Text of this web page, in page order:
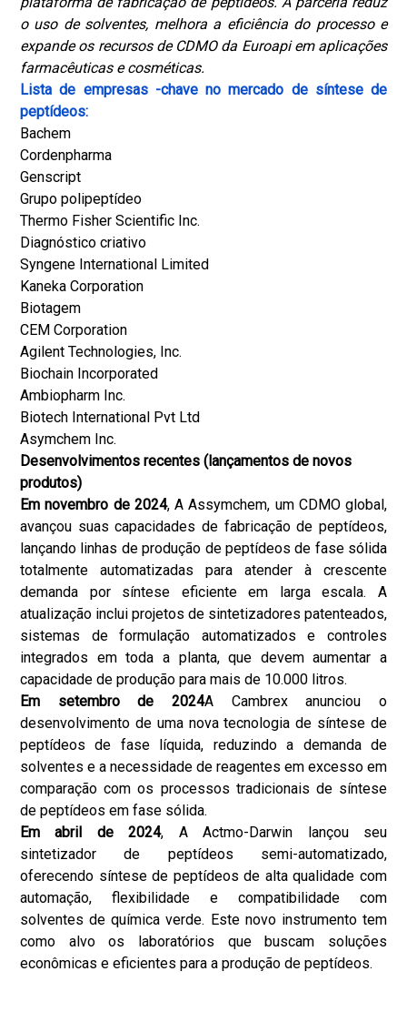
o uso de solventes, melhora a eficiência do processo e
expande os recursos de CDMO da Euroapi em aplicações
farmacêuticas e cosméticas.
Lista de empresas -chave no mercado de síntese de
peptídeos:
Bachem
Cordenpharma
Genscript
Grupo polipeptídeo
Thermo Fisher Scientific Inc.
Diagnóstico criativo
Syngene International Limited
Kaneka Corporation
Biotagem
CEM Corporation
Agilent Technologies, Inc.
Biochain Incorporated
Ambiopharm Inc.
Biotech International Pvt Ltd
Asymchem Inc.
Desenvolvimentos recentes (lançamentos de novos
produtos)
Em novembro de 2024, A Assymchem, um CDMO global,
avançou suas capacidades de fabricação de peptídeos,
lançando linhas de produção de peptídeos de fase sólida
totalmente automatizadas para atender à crescente
demanda por síntese eficiente em larga escala. A
atualização inclui projetos de sintetizadores patenteados,
sistemas de formulação automatizados e controles
integrados em toda a planta, que devem aumentar a
capacidade de produção para mais de 10.000 litros.
Em setembro de 2024A Cambrex anunciou o
desenvolvimento de uma nova tecnologia de síntese de
peptídeos de fase líquida, reduzindo a demanda de
solventes e a necessidade de reagentes em excesso em
comparação com os processos tradicionais de síntese
de peptídeos em fase sólida.
Em abril de 2024, A Actmo-Darwin lançou seu
sintetizador de peptídeos semi-automatizado,
oferecendo síntese de peptídeos de alta qualidade com
automação, flexibilidade e compatibilidade com
solventes de química verde. Este novo instrumento tem
como alvo os laboratórios que buscam soluções
econômicas e eficientes para a produção de peptídeos.